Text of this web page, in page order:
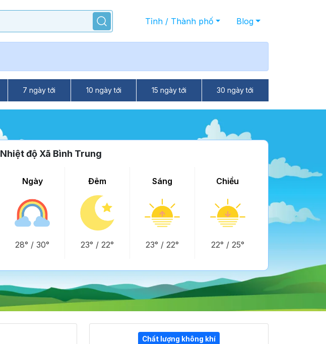
Tỉnh / Thành phố Blog
7 ngày tới 10 ngày tới 15 ngày tới 30 ngày tới
Nhiệt độ Xã Bình Trung
Ngày
28° / 30°
Đêm
23° / 22°
Sáng
23° / 22°
Chiều
22° / 25°
Chất lượng không khí